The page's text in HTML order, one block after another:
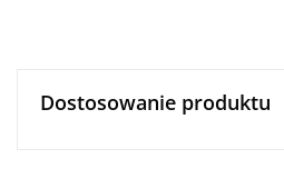
Dostosowanie produktu